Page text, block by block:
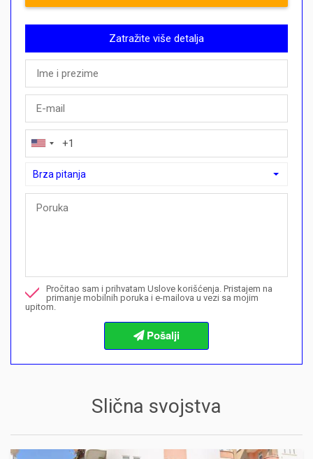
Zatražite više detalja
Brza pitanja
Brza pitanja
Želim da rezervišem gledanje
Pročitao sam i prihvatam Uslove korišćenja. Pristajem na
primanje mobilnih poruka i e-mailova u vezi sa mojim
upitom.
Slična svojstva